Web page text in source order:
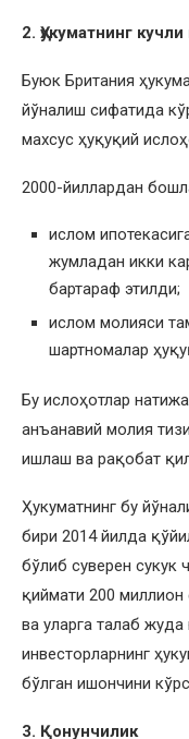
2. Ҳукуматнинг
Буюк Британия
йўналиш сифатида
махсус ҳуқуқий
2000-йиллардан
ислом
жумладан икки
бартараф этилди;
ислом молияси
шартномалар
Бу ислоҳотлар
анъанавий молия
ишлаш ва рақобат
Ҳукуматнинг бу
бири 2014 йилда
бўлиб суверен сукук
қиймати 200 миллион
ва уларга талаб
инвесторларнинг
бўлган ишончини
3. Қонунчилик